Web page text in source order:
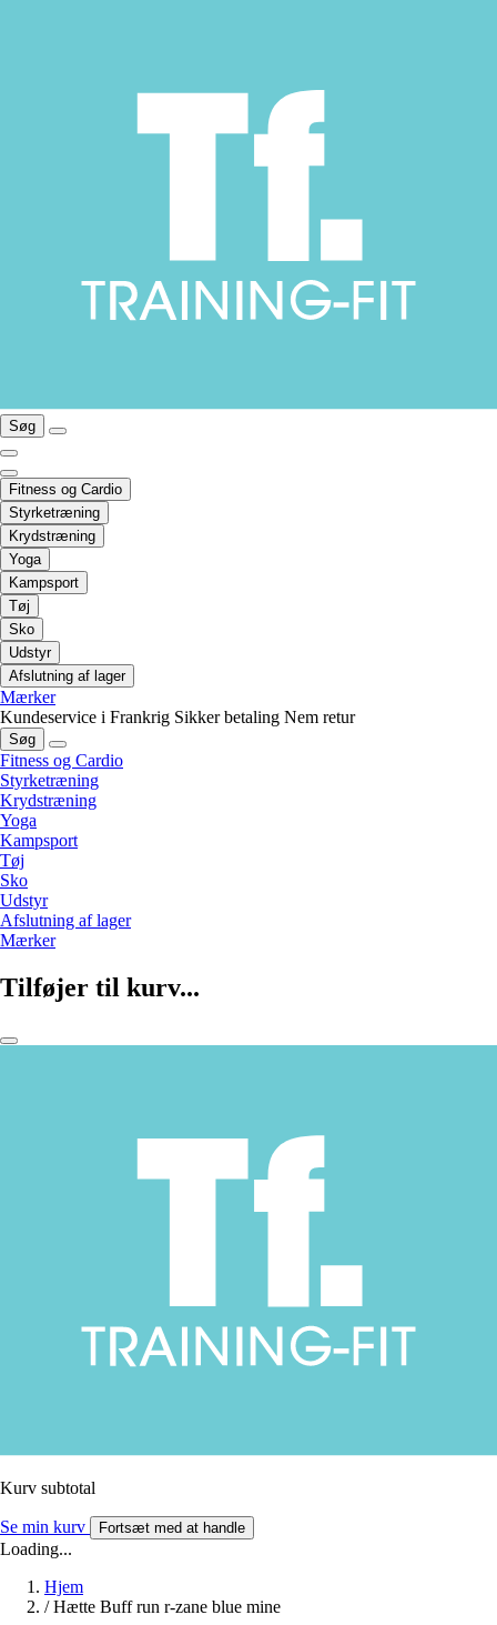
Søg
Fitness og Cardio
Styrketræning
Krydstræning
Yoga
Kampsport
Tøj
Sko
Udstyr
Afslutning af lager
Mærker
Kundeservice i Frankrig Sikker betaling Nem retur
Søg
Fitness og Cardio
Styrketræning
Krydstræning
Yoga
Kampsport
Tøj
Sko
Udstyr
Afslutning af lager
Mærker
Tilføjer til kurv...
Kurv subtotal
Se min kurv Fortsæt med at handle
Loading...
Hjem
/ Hætte Buff run r-zane blue mine